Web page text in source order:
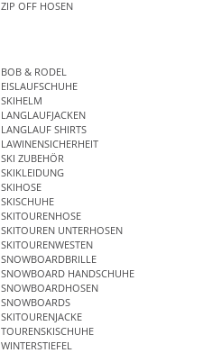
ZIP OFF HOSEN
BOB & RODEL
EISLAUFSCHUHE
SKIHELM
LANGLAUFJACKEN
LANGLAUF SHIRTS
LAWINENSICHERHEIT
SKI ZUBEHÖR
SKIKLEIDUNG
SKIHOSE
SKISCHUHE
SKITOURENHOSE
SKITOUREN UNTERHOSEN
SKITOURENWESTEN
SNOWBOARDBRILLE
SNOWBOARD HANDSCHUHE
SNOWBOARDHOSEN
SNOWBOARDS
SKITOURENJACKE
TOURENSKISCHUHE
WINTERSTIEFEL